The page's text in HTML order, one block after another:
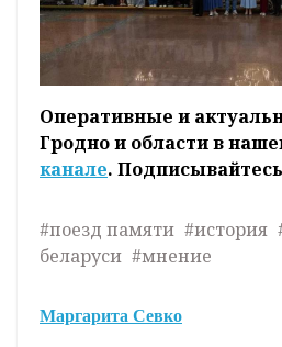
Оперативные и
Гродно и области в
канале.
#поезд памяти #история
беларуси #мнение
Маргарита Севко